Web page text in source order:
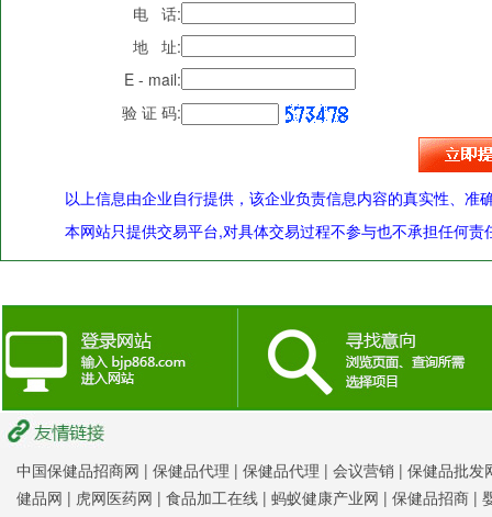
电 话:
地 址:
E - mail:
验 证 码:
以上信息由企业自行提供，该企业负责信息内容的真实性、准
本网站只提供交易平台,对具体交易过程不参与也不承担任何责
中国保健品招商网 | 保健品代理 | 保健品代理 | 会议营销 | 保健品批发
健品网 | 虎网医药网 | 食品加工在线 | 蚂蚁健康产业网 | 保健品招商 |